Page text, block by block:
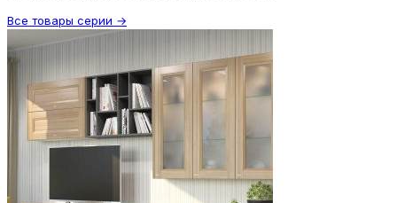
Все товары серии →